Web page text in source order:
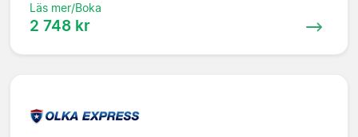
Läs mer/Boka
2 748 kr